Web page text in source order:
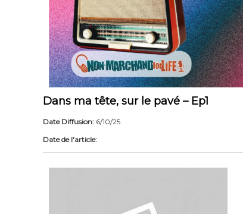
Dans ma tête, sur le pavé – Ep1
Date Diffusion: 6/10/25
Date de l'article: